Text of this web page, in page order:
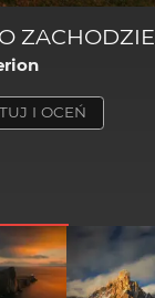
ZACHODZIE
I OCEŃ